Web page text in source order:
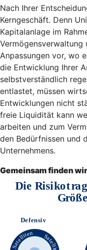
Nach Ihrer
Kerngeschäft. Denn
Kapitalanlage im
Vermögensverwaltung
Anpassungen vor, wo
die Entwicklung Ihrer
selbstverständlich
entlastet, müssen
Entwicklungen nicht
freie Liquidität kann
arbeiten und zum
den Bedürfnissen und
Unternehmens.
Gemeinsam finden